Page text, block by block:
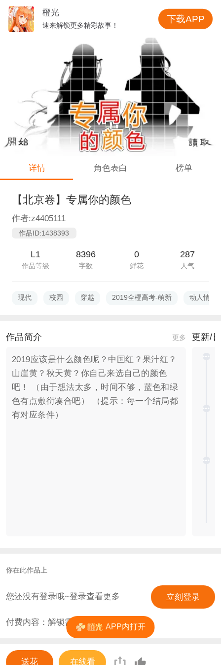
详情 角色表白 榜单
【北京卷】专属你的颜色
作者:z4405111
作品ID:1438393
L1
作品等级
8396
字数
0
鲜花
287
人气
现代 校园 穿越 2019全橙高考-萌新 动人情感
作品简介 更多
2019应该是什么颜色呢？中国红？果汁红？
山崖黄？秋天黄？你自己来选自己的颜色
吧！ （由于想法太多，时间不够，蓝色和绿
色有点敷衍凑合吧） （提示：每一个结局都
有对应条件）
更新/
你在此作品上
您还没有登录哦~登录查看更多 立刻登录
付费内容：解锁需 0花
送花 在线看
橙光
速来解锁更多精彩故事！
下载APP
APP内打开